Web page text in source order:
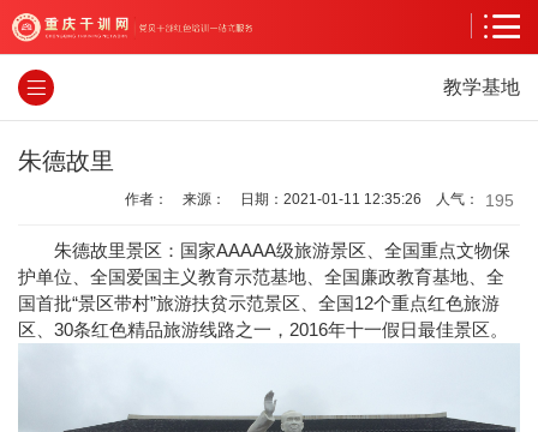
教学基地
朱德故里
作者： 来源： 日期：2021-01-11 12:35:26 人气： 195
朱德故里景区：国家AAAAA级旅游景区、全国重点文物保
护单位、全国爱国主义教育示范基地、全国廉政教育基地、全
国首批“景区带村”旅游扶贫示范景区、全国12个重点红色旅游
区、30条红色精品旅游线路之一，2016年十一假日最佳景区。